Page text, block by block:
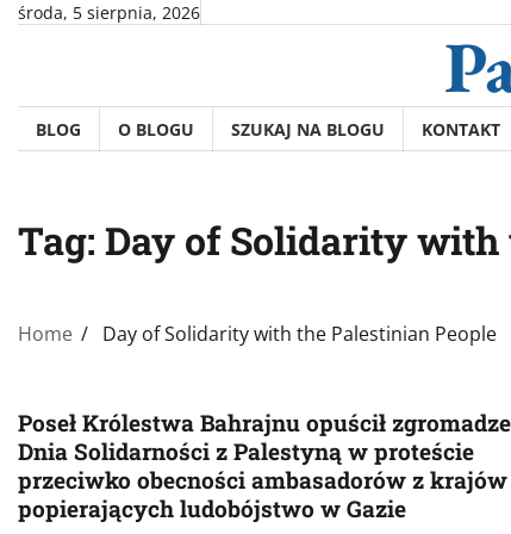
Skipśroda, 5 sierpnia, 2026
BLOG O BLOGU SZUKAJ NA BLOGU KONTAKT
Tag: Day of Solidarity with
Home Day of Solidarity with the Palestinian People
Poseł Królestwa Bahrajnu opuścił
Dnia Solidarności z Palestyną w proteście
przeciwko obecności ambasadorów z krajów
popierających ludobójstwo w Gazie